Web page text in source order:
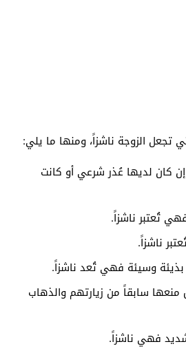
تجعل الزوجة ناشزاً، ومنها ما يلي:
كان لديها عُذر شرعي أو كانت
تُعتبر ناشزاً.
ناشزاً.
بذيئة وسيئة فهي تُعد ناشزاً.
سابقاً من زيارتهم والذهاب
فهي ناشزاً.